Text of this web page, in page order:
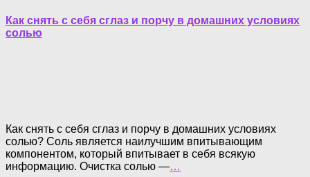
Как снять с себя сглаз и порчу в домашних условиях
солью
Как снять с себя сглаз и порчу в домашних условиях
солью? Соль является наилучшим впитывающим
компонентом, который впитывает в себя всякую
информацию. Очистка солью —…